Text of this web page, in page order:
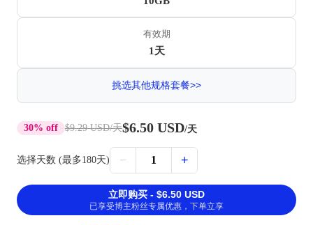
有效期
1天
挑选其他规格套餐>>
30% off $9.29 USD/天$6.50 USD/天
选择天数 (最多180天) − 1 +
立即购买 - $6.50 USD
已享受博主粉丝专属优惠，下单立享